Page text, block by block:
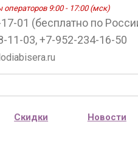
9:00 - 17:00 (мск)
01 (бесплатно по
11-03, +7-952-234-16-50
Скидки Новости